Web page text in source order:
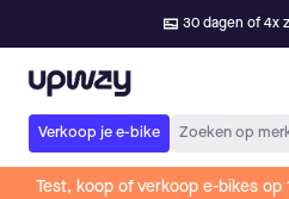
30 dagen of 4x
Upway
Verkoop je e-bike Zoeken op
Test, koop of verkoop e-bikes